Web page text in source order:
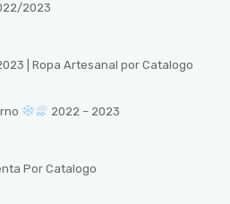
2023
| Ropa Artesanal por Catalogo
2022 – 2023
Por Catalogo